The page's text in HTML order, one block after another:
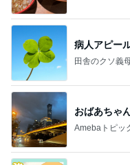
病人アピー
田舎のクソ義
おばあちゃ
Amebaトピッ